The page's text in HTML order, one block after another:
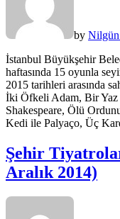
by Nilgün
İstanbul Büyükşehir
haftasında 15 oyunla
2015 tarihleri arasında
İki Öfkeli Adam, Bir Yaz
Shakespeare, Ölü
Kedi ile Palyaço, Üç
Şehir
Aralık 2014)